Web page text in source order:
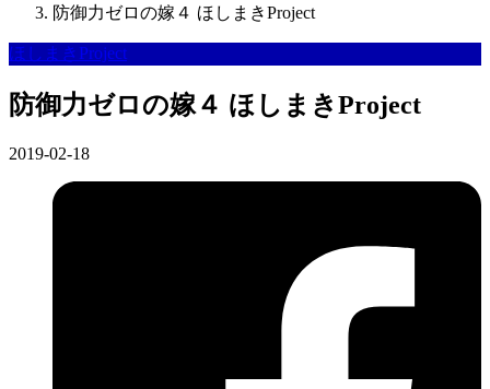
防御力ゼロの嫁４ ほしまきProject
ほしまきProject
防御力ゼロの嫁４ ほしまきProject
2019-02-18